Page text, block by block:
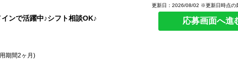
ンで活躍中♪シフト相談OK♪
更新日：2026/08/02 ※更新日時点の
応募画面へ進
期間2ヶ月)